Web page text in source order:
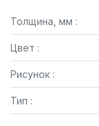
Толщина, мм :
Цвет :
Рисунок :
Тип :